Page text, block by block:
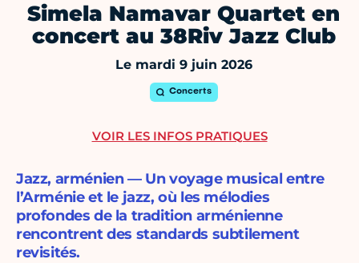
Simela Namavar Quartet en
concert au 38Riv Jazz Club
Le mardi 9 juin 2026
Concerts
Jazz, arménien — Un voyage musical entre
l’Arménie et le jazz, où les mélodies
profondes de la tradition arménienne
rencontrent des standards subtilement
revisités.
VOIR LES INFOS PRATIQUES